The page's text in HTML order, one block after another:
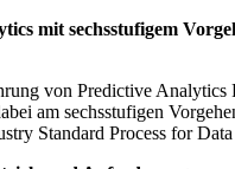
mit sechsstufigem
von Predictive Analytics
am sechsstufigen
Standard Process for